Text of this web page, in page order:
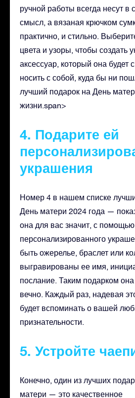
ручной работы всегда несут в
смысл, а вязаная крючком
практично, и стильно.
цвета и узоры, чтобы создать
аксессуар, который она будет
носить с собой, куда бы ни
лучший подарок на День
жизни.span>
4. Подарите ей
украшения
Номер 4 в нашем списке
День матери 2024 года —
она для вас значит, с помощью
персонализированного
быть ожерелье, браслет или
выгравированы ее имя,
послание. Таким подарком
вечно. Каждый раз, надевая
будет вспоминать о вашей
признательности.
5. Устройте
Конечно, один из лучших
матери — это качественное